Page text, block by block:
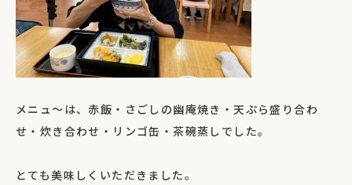
メニュ～は、赤飯・さごしの幽庵焼き・天ぷら盛り合わ
せ・炊き合わせ・リンゴ缶・茶碗蒸しでした。
とても美味しくいただきました。